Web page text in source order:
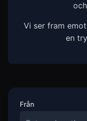
Vi ser fram
en
Från